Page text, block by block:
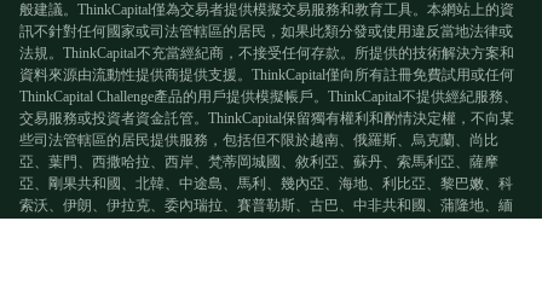
般建議。ThinkCapital僅為交易者提供模擬交易服務和教育工具。本網站上的資
訊不針對任何國家或司法管轄區的居民，如果此類分發或使用違反當地法律或
法規。ThinkCapital不充當經紀商，不接受任何存款。所提供的技術解決方案和
資料來源由流動性提供商提供支援。ThinkCapital僅向所有註冊免費試用或任何
ThinkCapital Challenge產品的用戶提供模擬帳戶。ThinkCapital不提供經紀服務、
交易服務或投資者資金託管。ThinkCapital保留獨有權利和酌情決定權，不向某
些司法管轄區的居民提供服務，包括但不限於越南、俄羅斯、烏克蘭、尚比
亞、葉門、西撒哈拉、西岸、梵蒂岡城國、敘利亞、蘇丹、索馬利亞、薩摩
亞、剛果共和國、北韓、中途島、馬利、幾內亞、海地、利比亞、黎巴嫩、科
索沃、伊朗、伊拉克、委內瑞拉、賽普勒斯、古巴、中非共和國、蒲隆地、緬